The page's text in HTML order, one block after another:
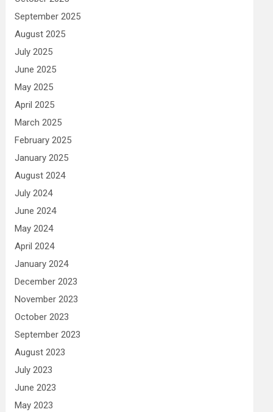
September 2025
August 2025
July 2025
June 2025
May 2025
April 2025
March 2025
February 2025
January 2025
August 2024
July 2024
June 2024
May 2024
April 2024
January 2024
December 2023
November 2023
October 2023
September 2023
August 2023
July 2023
June 2023
May 2023